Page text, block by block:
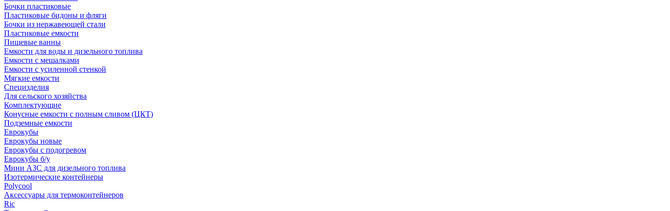
Бочки пластиковые
Пластиковые бидоны и фляги
Бочки из нержавеющей стали
Пластиковые емкости
Пищевые ванны
Емкости для воды и дизельного топлива
Емкости с мешалками
Емкости с усиленной стенкой
Мягкие емкости
Специзделия
Для сельского хозяйства
Комплектующие
Конусные емкости с полным сливом (ЦКТ)
Подземные емкости
Еврокубы
Еврокубы новые
Еврокубы с подогревом
Еврокубы б/у
Мини АЗС для дизельного топлива
Изотермические контейнеры
Polycool
Аксессуары для термоконтейнеров
Ric